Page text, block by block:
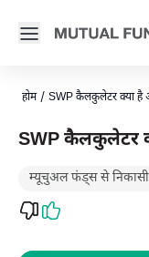
Open main menu
होम / SWP कैलकुलेटर क्या है
SWP कैलकुलेटर
म्यूचुअल फंड्स से निकासी